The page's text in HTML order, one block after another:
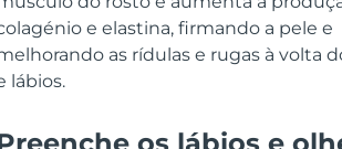
e elastina, firmando a pele e
as rídulas e rugas à volta
lábios.